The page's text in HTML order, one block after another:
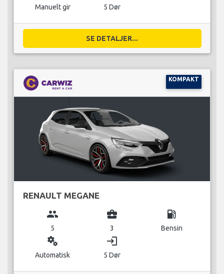
Manuelt gir 5 Dør
SE DETALJER...
KOMPAKT
RENAULT MEGANE
group
5
business_center
3
local_gas_station
Bensin
miscellaneous_services
Automatisk
login
5 Dør